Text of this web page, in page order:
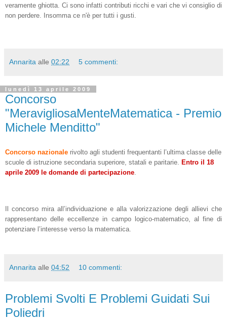
veramente ghiotta. Ci sono infatti contributi ricchi e vari che vi consiglio di
non perdere. Insomma ce n'è per tutti i gusti.
Annarita alle 02:22 5 commenti:
lunedì 13 aprile 2009
Concorso
"MeravigliosaMenteMatematica - Premio
Michele Menditto"
Concorso nazionale rivolto agli studenti frequentanti l’ultima classe delle
scuole di istruzione secondaria superiore, statali e paritarie. Entro il 18
aprile 2009 le domande di partecipazione.
Il concorso mira all’individuazione e alla valorizzazione degli allievi che
rappresentano delle eccellenze in campo logico-matematico, al fine di
potenziare l’interesse verso la matematica.
Annarita alle 04:52 10 commenti:
Problemi Svolti E Problemi Guidati Sui
Poliedri